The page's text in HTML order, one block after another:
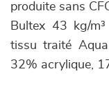
produite sans
Bultex 43 kg/
tissu traité
32% acrylique,